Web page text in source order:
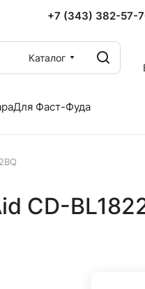
+7 (343) 382-57-
Каталог
Для Фаст-Фуда
CD-